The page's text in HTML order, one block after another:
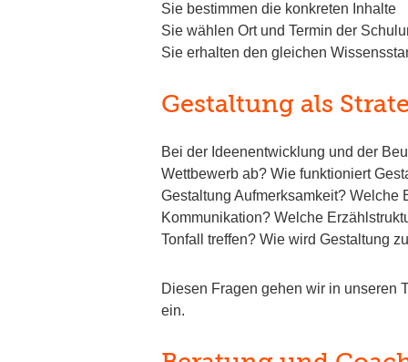
Sie bestimmen die konkreten Inhalte
Sie wählen Ort und Termin der
Sie erhalten den gleichen
Gestaltung als
Bei der Ideenentwicklung und der
Wettbewerb ab? Wie funktioniert
Gestaltung Aufmerksamkeit? Welche
Kommunikation? Welche
Tonfall treffen? Wie wird Gestaltung
Diesen Fragen gehen wir in unseren
ein.